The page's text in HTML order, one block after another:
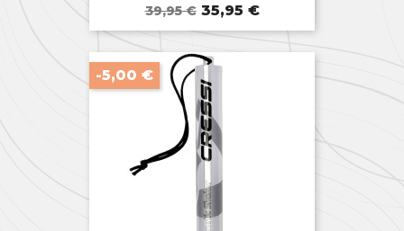
Prix
de
base
39,95 € Prix
35,95 €
-5,00 €